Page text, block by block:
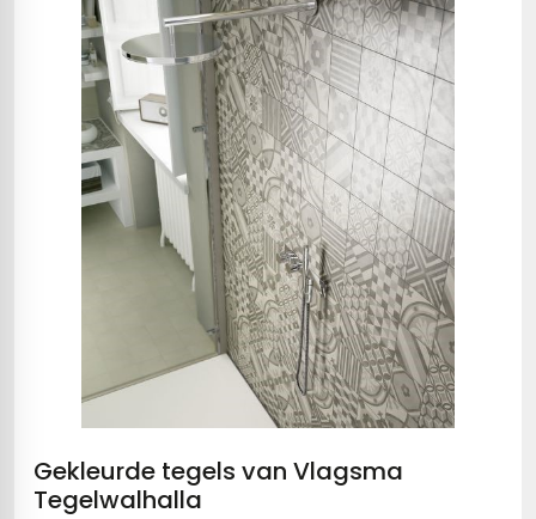
Gekleurde tegels van Vlagsma
Tegelwalhalla